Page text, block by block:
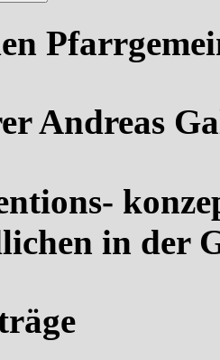
Andreas
in der